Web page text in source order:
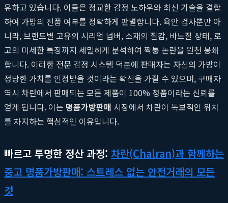
유하고 있습니다. 이들은 정교한 감정 노하우와 최신 기술을 결합
하여 가방의 진품 여부를 정확하게 판별합니다. 육안 검사뿐만 아
니라, 브랜드별 고유의 시리얼 넘버, 소재의 질감, 바느질 상태, 로
고의 미세한 특징까지 세밀하게 분석하여 짝퉁 논란을 원천 봉쇄
합니다. 이러한 전문 감정 시스템 덕분에 판매자는 자신의 가방이
정당한 가치를 인정받을 것이라는 확신을 가질 수 있으며, 구매자
역시 차란에서 판매되는 모든 제품이 100% 정품이라는 신뢰를
얻게 됩니다. 이는 명품가방판매 시장에서 차란이 독보적인 위치
를 차지하는 핵심적인 이유입니다.
빠르고 투명한 정산 과정: 차란(Chalran)과 함께하는
중고 명품가방판매: 스트레스 없는 안전거래의 모든
것